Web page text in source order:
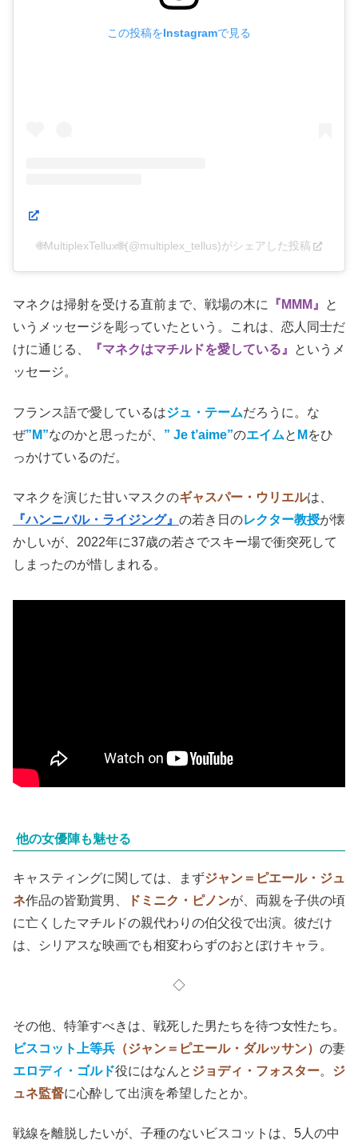
この投稿をInstagramで見る
🌐MultiplexTellux🌐(@multiplex_tellus)がシェアした投稿
マネクは掃射を受ける直前まで、戦場の木に 『MMM』
と
いうメッセージを彫っていたという。これは、恋人同士だ
けに通じる、
『マネクはマチルドを愛している』
というメ
ッセージ。
フランス語で愛しているはジュ・テームだろうに。な
ぜ”M”なのかと思ったが、 ” Je t’aime”のエイムと M をひ
っかけているのだ。
マネクを演じた甘いマスクのギャスパー・ウリエルは、
『ハンニバル・ライジング』 の若き日のレクター教授が懐
かしいが、2022年に37歳の若さでスキー場で衝突死して
しまったのが惜しまれる。
他の女優陣も魅せる
キャスティングに関しては、まずジャン＝ピエール・ジュ
ネ作品の皆勤賞男、 ドミニク・ピノンが、両親を子供の頃
に亡くしたマチルドの親代わりの伯父役で出演。彼だけ
は、シリアスな映画でも相変わらずのおとぼけキャラ。
◇
その他、特筆すべきは、戦死した男たちを待つ女性たち。
ビスコット上等兵 （ジャン＝ピエール・ダルッサン） の妻
エロディ・ゴルド役にはなんと ジョディ・フォスター。 ジ
ュネ監督に心酔して出演を希望したとか。
戦線を離脱したいが、子種のないビスコットは、5人の中